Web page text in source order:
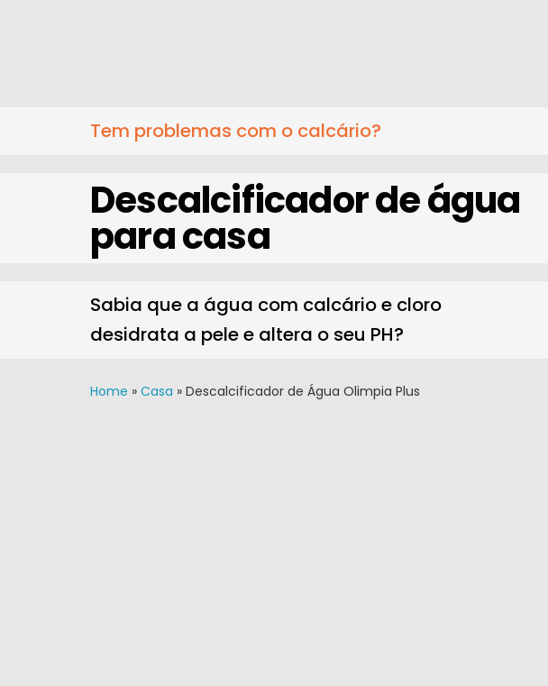
Tem problemas com o calcário?
Descalcificador de água
para casa
Sabia que a água com calcário e cloro
desidrata a pele e altera o seu PH?
Home » Casa » Descalcificador de Água Olimpia Plus